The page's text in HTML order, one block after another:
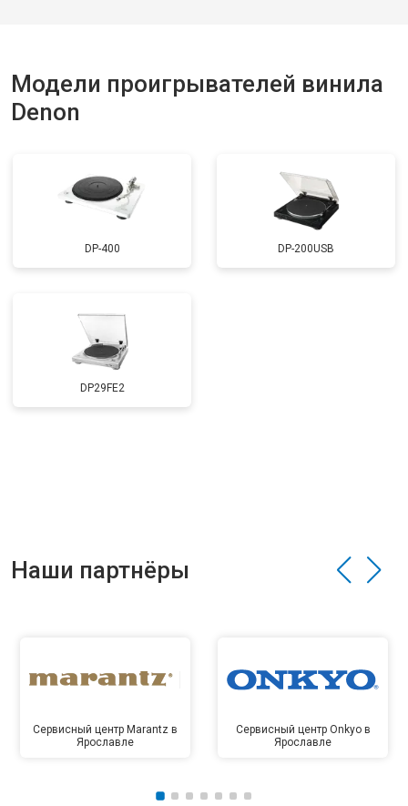
Модели проигрывателей винила
Denon
DP-400 DP-200USB
DP29FE2
Наши партнёры
Сервисный центр Marantz в
Ярославле
Сервисный центр Onkyo в
Ярославле